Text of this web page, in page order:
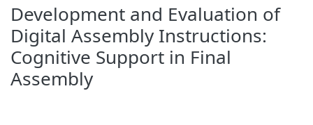
Development and Evaluation of
Digital Assembly Instructions:
Cognitive Support in Final
Assembly